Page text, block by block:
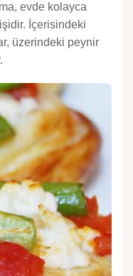
evde kolayca
İçerisindeki
üzerindeki peynir